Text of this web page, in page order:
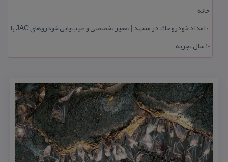
خانه
::
امداد خودرو جك در مشهد | تعمیر تخصصی و عیب‌یابی خودروهای JAC با
۱۰ سال تجربه